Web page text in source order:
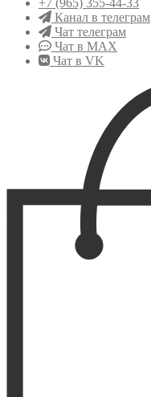
+7 (965) 355-44-33
Канал в телеграм
Чат телеграм
Чат в MAX
Чат в VK